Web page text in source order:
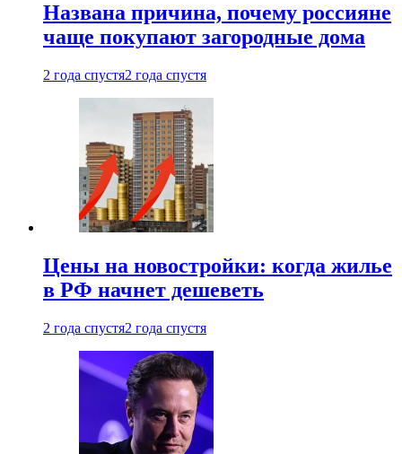
Названа причина, почему россияне
чаще покупают загородные дома
2 года спустя2 года спустя
Цены на новостройки: когда жилье
в РФ начнет дешеветь
2 года спустя2 года спустя